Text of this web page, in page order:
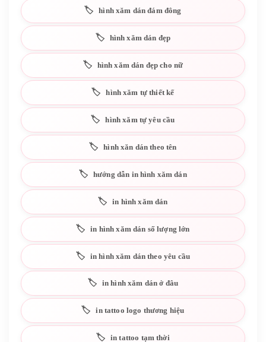
hình xăm dán đám đông
hình xăm dán đẹp
hình xăm dán đẹp cho nữ
hình xăm tự thiết kế
hình xăm tự yêu cầu
hình xăn dán theo tên
hướng dẫn in hình xăm dán
in hình xăm dán
in hình xăm dán số lượng lớn
in hình xăm dán theo yêu cầu
in hình xăm dán ở đâu
in tattoo logo thương hiệu
in tattoo tạm thời